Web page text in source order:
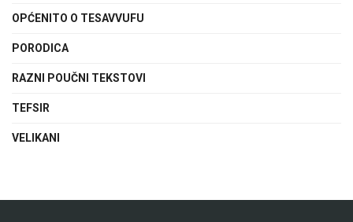
OPĆENITO O TESAVVUFU
PORODICA
RAZNI POUČNI TEKSTOVI
TEFSIR
VELIKANI